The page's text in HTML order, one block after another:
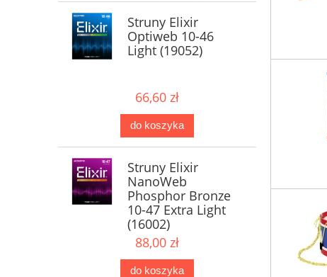
Struny Elixir
Optiweb 10-46
Light (19052)
66,60 zł
do koszyka
Struny Elixir
NanoWeb
Phosphor Bronze
10-47 Extra Light
(16002)
88,00 zł
do koszyka